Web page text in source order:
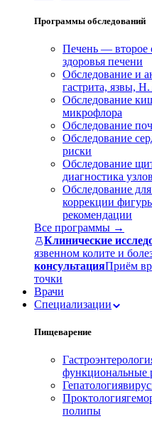
Программы обследований
Печень — второе
здоровья печени
Обследование и
гастрита, язвы,
Обследование
микрофлора
Обследование
Обследование
риски
Обследование
диагностика узлов
Обследование
коррекции
рекомендации
Все программы →
Клинические
язвенном колите и
консультацияПриём
точки
Врачи
Специализации
Пищеварение
функциональные
Гепатология
Проктология
полипы